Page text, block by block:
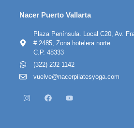
Nacer Puerto Vallarta
Plaza Península. Local C20, Av.
# 2485, Zona hotelera norte
C.P. 48333
(322) 232 1142
vuelve@nacerpilatesyoga.com